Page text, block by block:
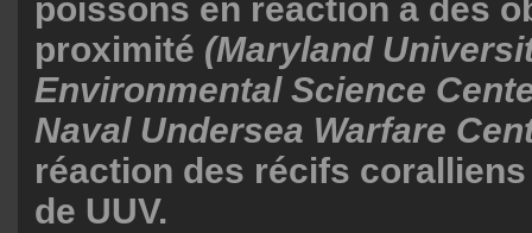
poissons en réaction à des
proximité (Maryland
Environmental Science
Naval Undersea Warfare
réaction des récifs
de UUV.